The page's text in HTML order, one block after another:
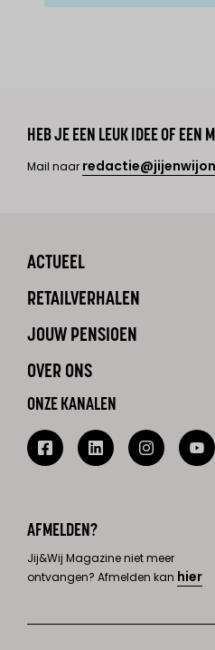
HEB JE EEN LEUK IDEE OF EEN
Mail naar
ACTUEEL
RETAILVERHALEN
JOUW PENSIOEN
OVER ONS
ONZE KANALEN
AFMELDEN?
Jij&Wij Magazine niet meer
ontvangen? Afmelden kan hier